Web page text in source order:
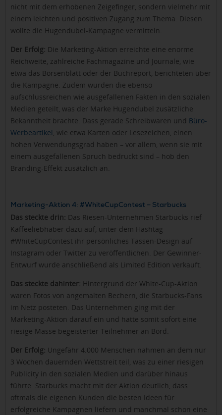
nicht mit dem erhobenen Zeigefinger, sondern vielmehr mit
einem leichten und positiven Zugang zum Thema. Diesen
wollte die Hugendubel-Kampagne vermitteln.
Der Erfolg: Die Marketing-Aktion erreichte eine enorme
Reichweite, zahlreiche Fachmagazine und Journale, wie
etwa das Börsenblatt oder der Buchreport, berichteten über
die Kampagne. Zudem wurden die ebenso
aufschlussreichen wie ausgefallenen Fakten in den sozialen
Medien geteilt, was der Marke Hugendubel zusätzliche
Bekanntheit brachte. Dass gerade Schreibwaren und Büro-
Werbeartikel , wie etwa Karten oder Lesezeichen, einen
hohen Verwendungsgrad haben – vor allem, wenn sie mit
einem ausgefallenen Spruch bedruckt sind – hob den
Branding-Effekt zusätzlich an.
Marketing-Aktion 4: #WhiteCupContest – Starbucks
Das steckte drin: Das Riesen-Unternehmen Starbucks rief
Kaffeeliebhaber dazu auf, unter dem Hashtag
#WhiteCupContest ihr persönliches Tassen-Design auf
Instagram oder Twitter zu veröffentlichen. Der Gewinner-
Entwurf wurde anschließend als Limited Edition verkauft.
Das steckte dahinter: Hintergrund der White-Cup-Aktion
waren Fotos von angemalten Bechern, die Starbucks-Fans
im Netz posteten. Das Unternehmen ging mit der
Marketing-Aktion darauf ein und hatte somit sofort eine
riesige Masse begeisterter Teilnehmer an Bord.
Der Erfolg: Ungefähr 4.000 Menschen nahmen an dem nur
3 Wochen dauernden Wettstreit teil, was zu einer riesigen
Publicity in den sozialen Medien und darüber hinaus
führte. Starbucks macht mit der Aktion deutlich, dass
oftmals die eigenen Kunden die besten Ideen für
erfolgreiche Kampagnen liefern und manchmal schon eine